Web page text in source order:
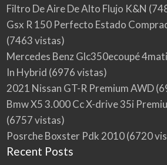
Filtro De Aire De Alto Flujo K&N
Gsx R 150 Perfecto Estado
(7463 vistas)
Mercedes Benz Glc350ecoupé
In Hybrid (6976 vistas)
2021 Nissan GT-R Premium AWD
Bmw X5 3.000 Cc X-drive 35i
(6757 vistas)
Posrche Boxster Pdk 2010(6720
Recent Posts